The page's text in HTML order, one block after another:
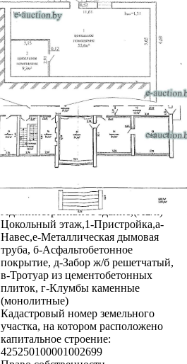
Сведения о капитальном строении
из ЕГРНИ:
Инвентарный номер: 413/C-11845
Адрес (местоположение):
Гродненская обл., Свислочский р-н,
г. Свислочь, ул. Комсомольская, 45Г,
административное
здание
Общая площадь (протяженность):
1210.4
Наименование: Административное
здание
Назначение: Здание
Составные части и
принадлежности: А2/к-
Административное здание,(А2/к)-
Цокольный этаж,1-Пристройка,а-
Навес,е-Металлическая дымовая
труба, б-Асфальтобетонное
покрытие, д-Забор ж/б решетчатый,
в-Тротуар из цементобетонных
плиток, г-Клумбы каменные
(монолитные)
Кадастровый номер земельного
участка, на котором расположено
капитальное строение:
425250100001002699